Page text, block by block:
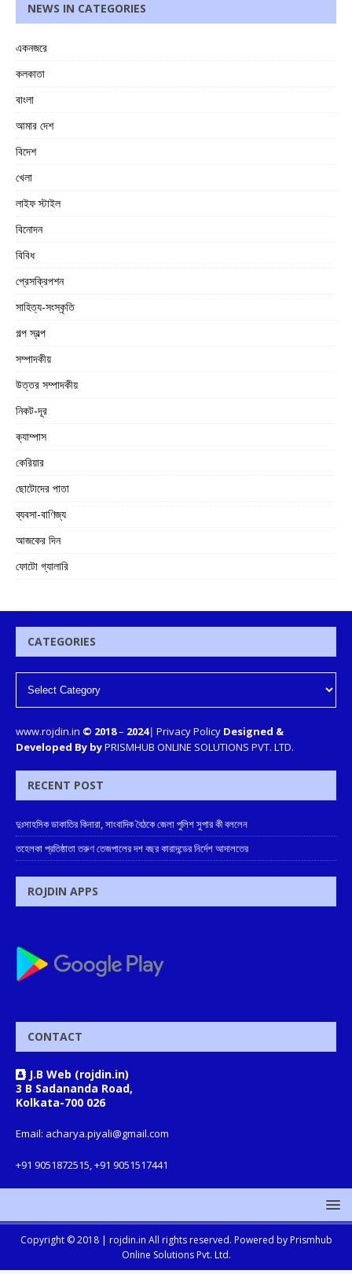
NEWS IN CATEGORIES
একনজরে
কলকাতা
বাংলা
আমার দেশ
বিদেশ
খেলা
লাইফ স্টাইল
বিনোদন
বিবিধ
প্রেসক্রিপশন
সাহিত্য-সংস্কৃতি
গল্প স্বল্প
সম্পাদকীয়
উত্তর সম্পাদকীয়
নিকট-দূর
ক্যাম্পাস
কেরিয়ার
ছোটোদের পাতা
ব্যবসা-বাণিজ্য
আজকের দিন
ফোটো গ্যালারি
CATEGORIES
www.rojdin.in © 2018– 2024| Privacy Policy Designed &
Developed By byPRISMHUB ONLINE SOLUTIONS PVT. LTD.
RECENT POST
দুঃসাহসিক ডাকাতির কিনারা, সাংবাদিক বৈঠকে জেলা পুলিশ সুপার কী বললেন
তহেলকা প্রতিষ্ঠাতা তরুণ তেজপালের দশ বছর কারাদন্ডের নির্দেশ আদালতের
ROJDIN APPS
CONTACT
J.B Web (rojdin.in)
3 B Sadananda Road,
Kolkata-700 026
Email: acharya.piyali@gmail.com
+91 9051872515, +91 9051517441
Copyright © 2018 | rojdin.in All rights reserved. Powered by Prismhub
Online Solutions Pvt. Ltd.